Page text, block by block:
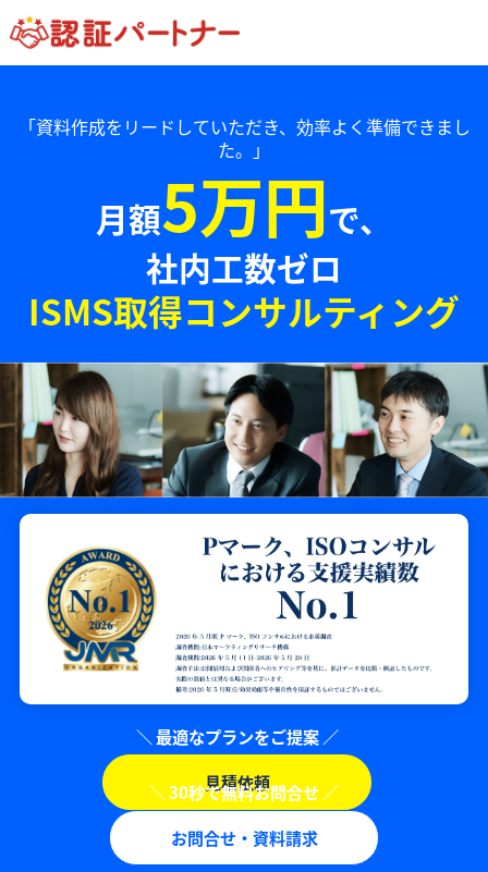
「資料作成をリードしていただき、効率よく準備できまし
た。」
月額5万円で、
社内工数ゼロ
ISMS取得コンサルティング
見積依頼
お問合せ・資料請求